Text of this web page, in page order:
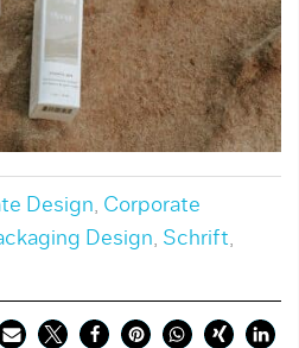
Design, Corporate
Design, Schrift,